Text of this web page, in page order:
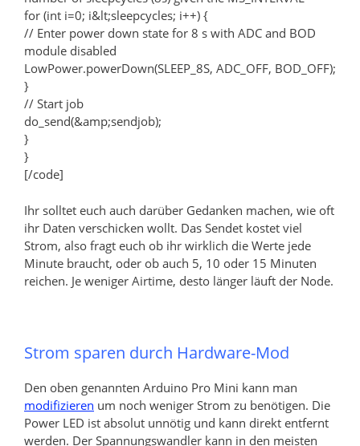
for (int i=0; i&lt;sleepcycles; i++) {
// Enter power down state for 8 s with ADC and BOD
module disabled
LowPower.powerDown(SLEEP_8S, ADC_OFF, BOD_OFF);
}
// Start job
do_send(&amp;sendjob);
}
}
[/code]
Ihr solltet euch auch darüber Gedanken machen, wie oft
ihr Daten verschicken wollt. Das Sendet kostet viel
Strom, also fragt euch ob ihr wirklich die Werte jede
Minute braucht, oder ob auch 5, 10 oder 15 Minuten
reichen. Je weniger Airtime, desto länger läuft der Node.
Strom sparen durch Hardware-Mod
Den oben genannten Arduino Pro Mini kann man
modifizieren um noch weniger Strom zu benötigen. Die
Power LED ist absolut unnötig und kann direkt entfernt
werden. Der Spannungswandler kann in den meisten